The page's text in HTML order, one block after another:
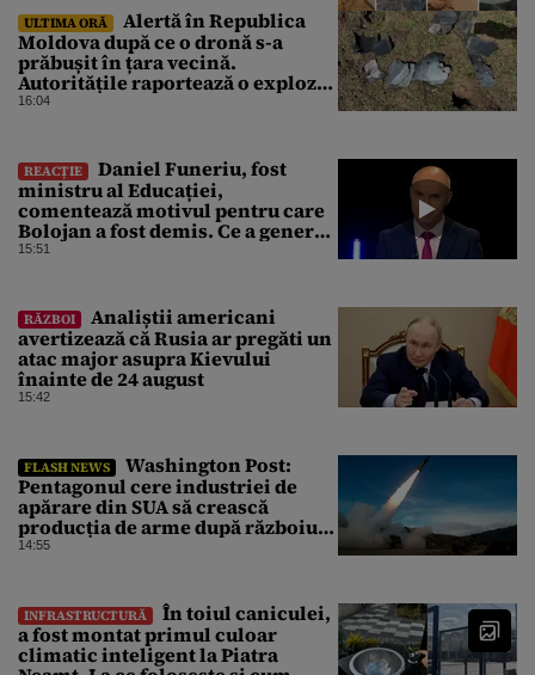
ULTIMA ORĂ
Alertă în Republica
Moldova după ce o dronă s-a
prăbușit în țara vecină.
Autoritățile raportează o explozie
urmată de incendiu
16:04
REACȚIE
Daniel Funeriu, fost
ministru al Educației,
comentează motivul pentru care
Bolojan a fost demis. Ce a generat
eșecul guvernării
15:51
RĂZBOI
Analiștii americani
avertizează că Rusia ar pregăti un
atac major asupra Kievului
înainte de 24 august
15:42
FLASH NEWS
Washington Post:
Pentagonul cere industriei de
apărare din SUA să crească
producția de arme după războiul
cu Iranul
14:55
INFRASTRUCTURĂ
În toiul caniculei,
a fost montat primul culoar
climatic inteligent la Piatra